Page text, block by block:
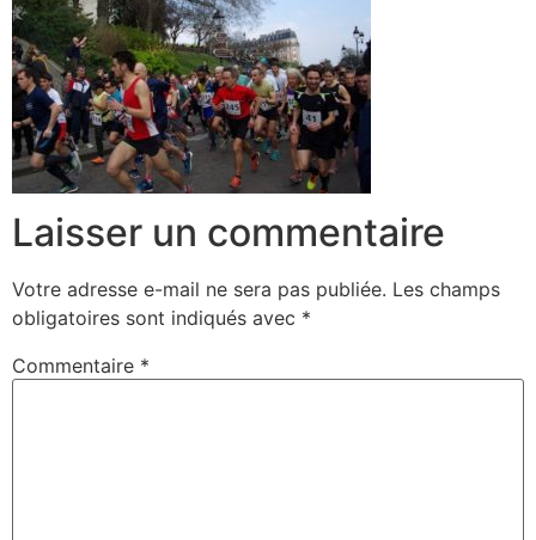
Laisser un commentaire
Votre adresse e-mail ne sera pas publiée. Les champs
obligatoires sont indiqués avec *
Commentaire *